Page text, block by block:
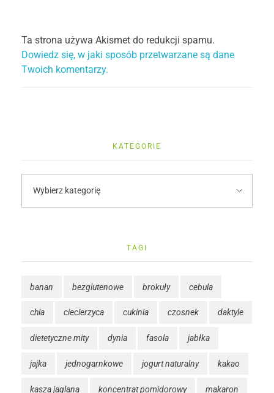
Ta strona używa Akismet do redukcji spamu.
Dowiedz się, w jaki sposób przetwarzane są dane
Twoich komentarzy.
KATEGORIE
TAGI
banan bezglutenowe brokuły cebula
chia ciecierzyca cukinia czosnek daktyle
dietetyczne mity dynia fasola jabłka
jajka jednogarnkowe jogurt naturalny kakao
kasza jaglana koncentrat pomidorowy makaron